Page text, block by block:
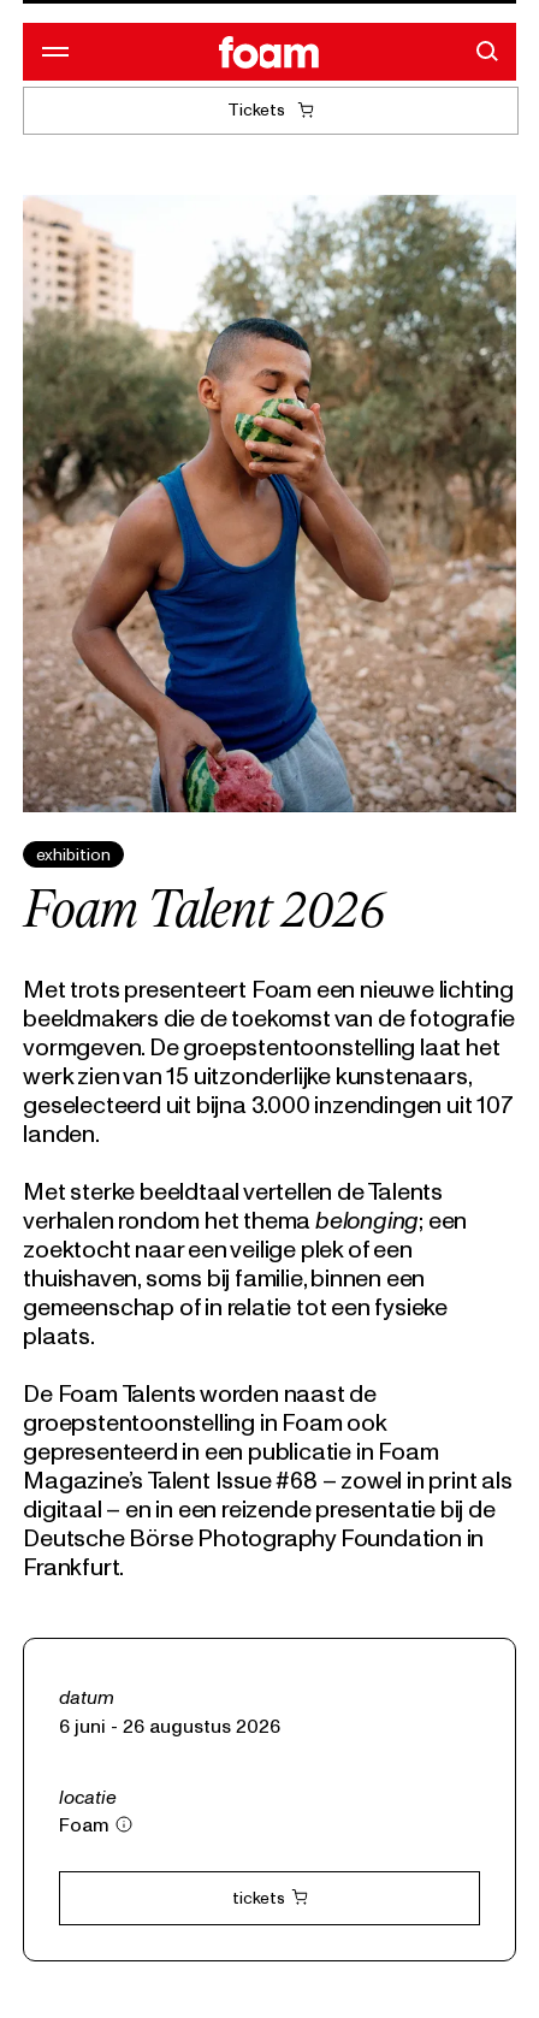
Tickets
exhibition
Foam Talent 2026
Met trots presenteert Foam een nieuwe lichting
beeldmakers die de toekomst van de fotografie
vormgeven. De groepstentoonstelling laat het
werk zien van 15 uitzonderlijke kunstenaars,
geselecteerd uit bijna 3.000 inzendingen uit 107
landen.
Met sterke beeldtaal vertellen de Talents
verhalen rondom het thema belonging; een
zoektocht naar een veilige plek of een
thuishaven, soms bij familie, binnen een
gemeenschap of in relatie tot een fysieke
plaats.
De Foam Talents worden naast de
groepstentoonstelling in Foam ook
gepresenteerd in een publicatie in Foam
Magazine’s Talent Issue #68 – zowel in print als
digitaal – en in een reizende presentatie bij de
Deutsche Börse Photography Foundation in
Frankfurt.
datum
6 juni - 26 augustus2026
locatie
Foam
tickets